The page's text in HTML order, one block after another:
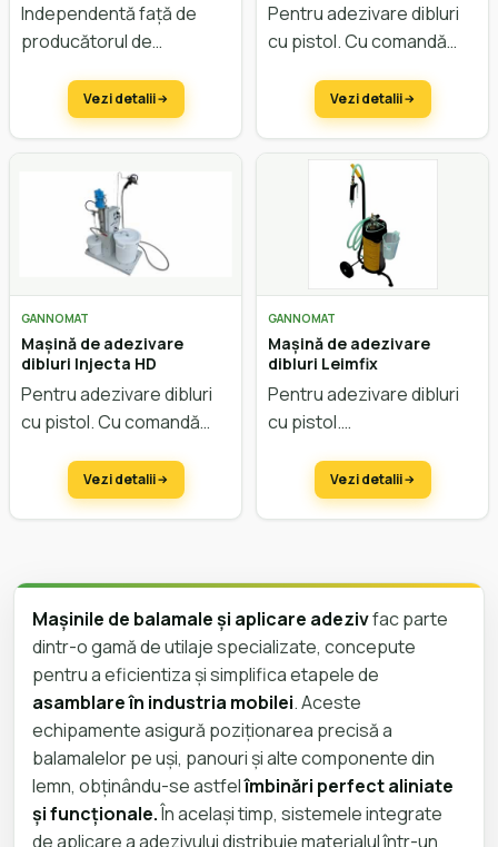
Independentă față de
producătorul de
orizontală și presare.
Vezi detalii
Pentru adezivare dibluri
cu pistol. Cu comandă
Vezi detalii
GANNOMAT
Mașină de adezivare
dibluri Injecta HD
Pentru adezivare dibluri
cu pistol. Cu comandă
presiune înaltă.
Vezi detalii
GANNOMAT
Mașină de adezivare
dibluri Leimfix
Pentru adezivare dibluri
cu pistol.
Vezi detalii
Mașinile de balamale și aplicare adezivfac parte
dintr-o gamă de utilaje specializate, concepute
pentru a eficientiza și simplifica etapele de
asamblare în industria mobilei. Aceste
echipamente asigură poziționarea precisă a
balamalelor pe uși, panouri și alte componente din
lemn, obținându-se astfelîmbinări perfect aliniate
și funcționale.În același timp, sistemele integrate
de aplicare a adezivului distribuie materialul într-un